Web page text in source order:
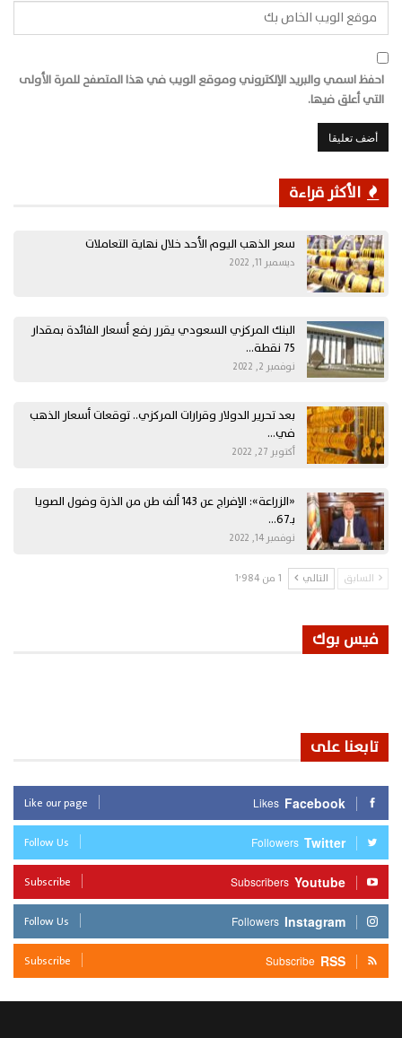
احفظ اسمي والبريد الإلكتروني وموقع الويب في هذا المتصفح للمرة الأولى
التي أعلق فيها.
الأكثر قراءة
سعر الذهب اليوم الأحد خلال نهاية التعاملات
ديسمبر 11, 2022
البنك المركزي السعودي يقرر رفع أسعار الفائدة بمقدار
75 نقطة…
نوفمبر 2, 2022
بعد تحرير الدولار وقرارات المركزي.. توقعات أسعار الذهب
في…
أكتوبر 27, 2022
«الزراعة»: الإفراج عن 143 ألف طن من الذرة وفول الصويا
بـ67…
نوفمبر 14, 2022
السابق التالي 1 من 1٬984
فيس بوك
تابعنا على
Facebook
Likes
Like our page
Twitter
Followers
Follow Us
Youtube
Subscribers
Subscribe
Instagram
Followers
Follow Us
RSS
Subscribe
Subscribe